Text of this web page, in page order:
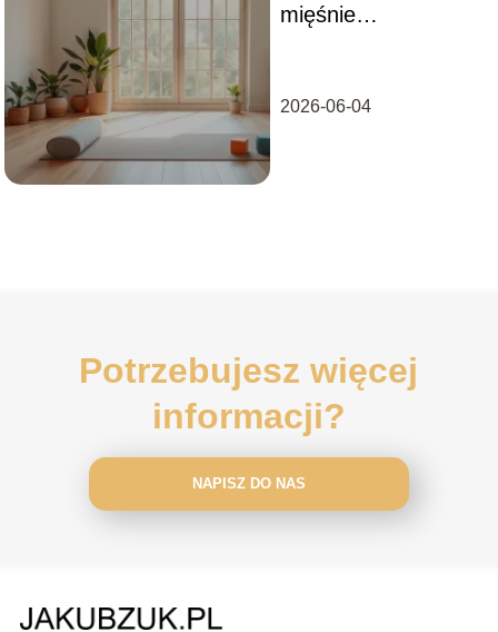
mięśnie
2026-06-04
Potrzebujesz więcej
informacji?
NAPISZ DO NAS